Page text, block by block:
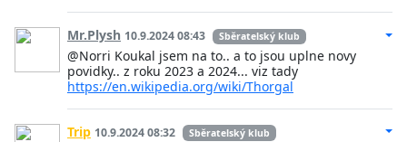
Mr.Plysh 10.9.2024 08:43 Sběratelský klub
@Norri Koukal jsem na to.. a to jsou uplne novy
povidky.. z roku 2023 a 2024... viz tady
https://en.wikipedia.org/wiki/Thorgal
Trip 10.9.2024 08:32 Sběratelský klub